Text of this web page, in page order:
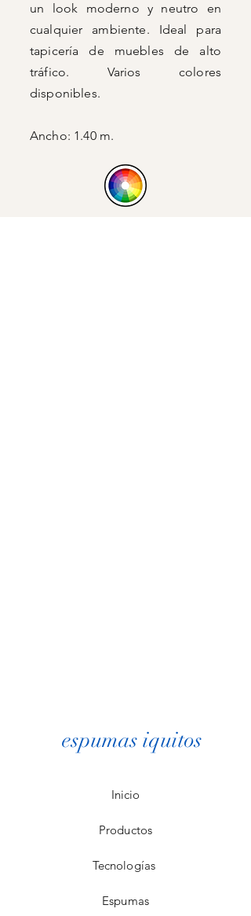
un look moderno y neutro en
cualquier ambiente. Ideal para
tapicería de muebles de alto
tráfico. Varios colores
disponibles.
Ancho: 1.40 m.
espumas iquitos
Inicio
Productos
Tecnologías
Espumas